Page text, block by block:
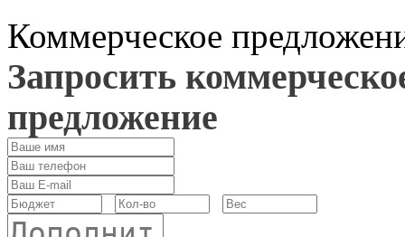
Коммерческое
Запросить
предложение